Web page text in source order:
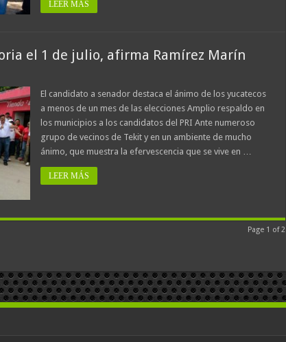
LEER MÁS
el 1 de julio, afirma Ramírez Marín
El candidato a senador destaca el ánimo de los yucatecos
a menos de un mes de las elecciones Amplio respaldo en
los municipios a los candidatos del PRI Ante numeroso
grupo de vecinos de Tekit y en un ambiente de mucho
ánimo, que muestra la efervescencia que se vive en …
LEER MÁS
Page 1 of 2